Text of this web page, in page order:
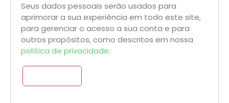
Seus dados pessoais serão usados para
aprimorar a sua experiência em todo este site,
para gerenciar o acesso a sua conta e para
outros propósitos, como descritos em nossa
política de privacidade.